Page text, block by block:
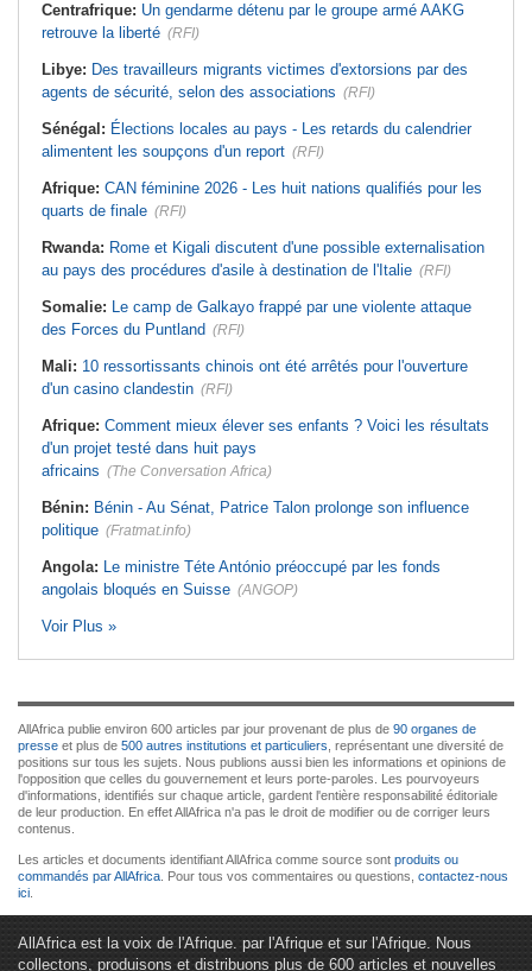
Centrafrique: Un gendarme détenu par le groupe armé AAKG
retrouve la liberté (RFI)
Libye: Des travailleurs migrants victimes d'extorsions par des
agents de sécurité, selon des associations (RFI)
Sénégal: Élections locales au pays - Les retards du calendrier
alimentent les soupçons d'un report (RFI)
Afrique: CAN féminine 2026 - Les huit nations qualifiés pour les
quarts de finale (RFI)
Rwanda: Rome et Kigali discutent d'une possible externalisation
au pays des procédures d'asile à destination de l'Italie (RFI)
Somalie: Le camp de Galkayo frappé par une violente attaque
des Forces du Puntland (RFI)
Mali: 10 ressortissants chinois ont été arrêtés pour l'ouverture
d'un casino clandestin (RFI)
Afrique: Comment mieux élever ses enfants ? Voici les résultats
d'un projet testé dans huit pays
africains (The Conversation Africa)
Bénin: Bénin - Au Sénat, Patrice Talon prolonge son influence
politique (Fratmat.info)
Angola: Le ministre Téte António préoccupé par les fonds
angolais bloqués en Suisse (ANGOP)
Voir Plus »
AllAfrica publie environ 600 articles par jour provenant de plus de 90 organes de
presse et plus de 500 autres institutions et particuliers , représentant une diversité de
positions sur tous les sujets. Nous publions aussi bien les informations et opinions de
l'opposition que celles du gouvernement et leurs porte-paroles. Les pourvoyeurs
d'informations, identifiés sur chaque article, gardent l'entière responsabilité éditoriale
de leur production. En effet AllAfrica n'a pas le droit de modifier ou de corriger leurs
contenus.
Les articles et documents identifiant AllAfrica comme source sont produits ou
commandés par AllAfrica . Pour tous vos commentaires ou questions, contactez-nous
ici
AllAfrica est la voix de l'Afrique. par l'Afrique et sur l'Afrique. Nous
collectons, produisons et distribuons plus de 600 articles et nouvelles